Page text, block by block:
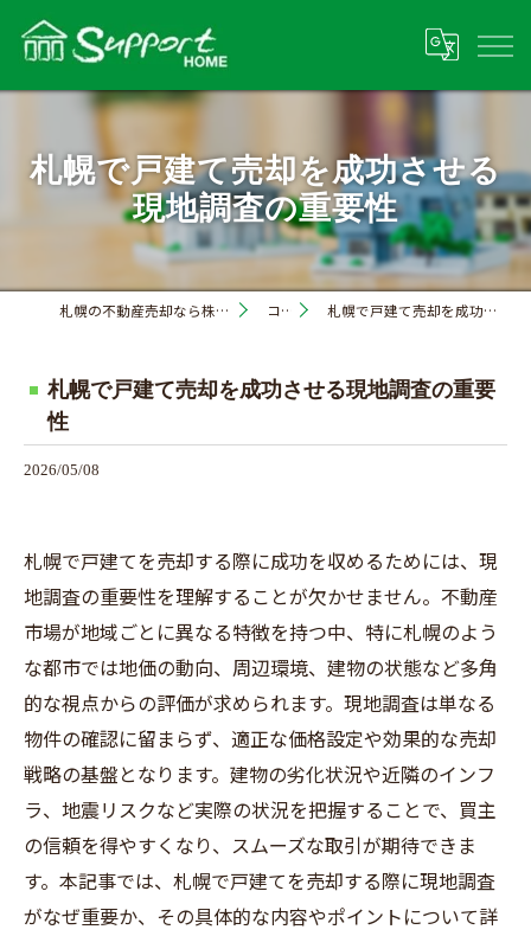
札幌で戸建て売却を成功させる
現地調査の重要性
札幌の不動産売却なら株式会社サポートホーム コラム 札幌で戸建て売却を成功させる現地調査の重要性
札幌で戸建て売却を成功させる現地調査の重要
性
2026/05/08
札幌で戸建てを売却する際に成功を収めるためには、現
地調査の重要性を理解することが欠かせません。不動産
市場が地域ごとに異なる特徴を持つ中、特に札幌のよう
な都市では地価の動向、周辺環境、建物の状態など多角
的な視点からの評価が求められます。現地調査は単なる
物件の確認に留まらず、適正な価格設定や効果的な売却
戦略の基盤となります。建物の劣化状況や近隣のインフ
ラ、地震リスクなど実際の状況を把握することで、買主
の信頼を得やすくなり、スムーズな取引が期待できま
す。本記事では、札幌で戸建てを売却する際に現地調査
がなぜ重要か、その具体的な内容やポイントについて詳